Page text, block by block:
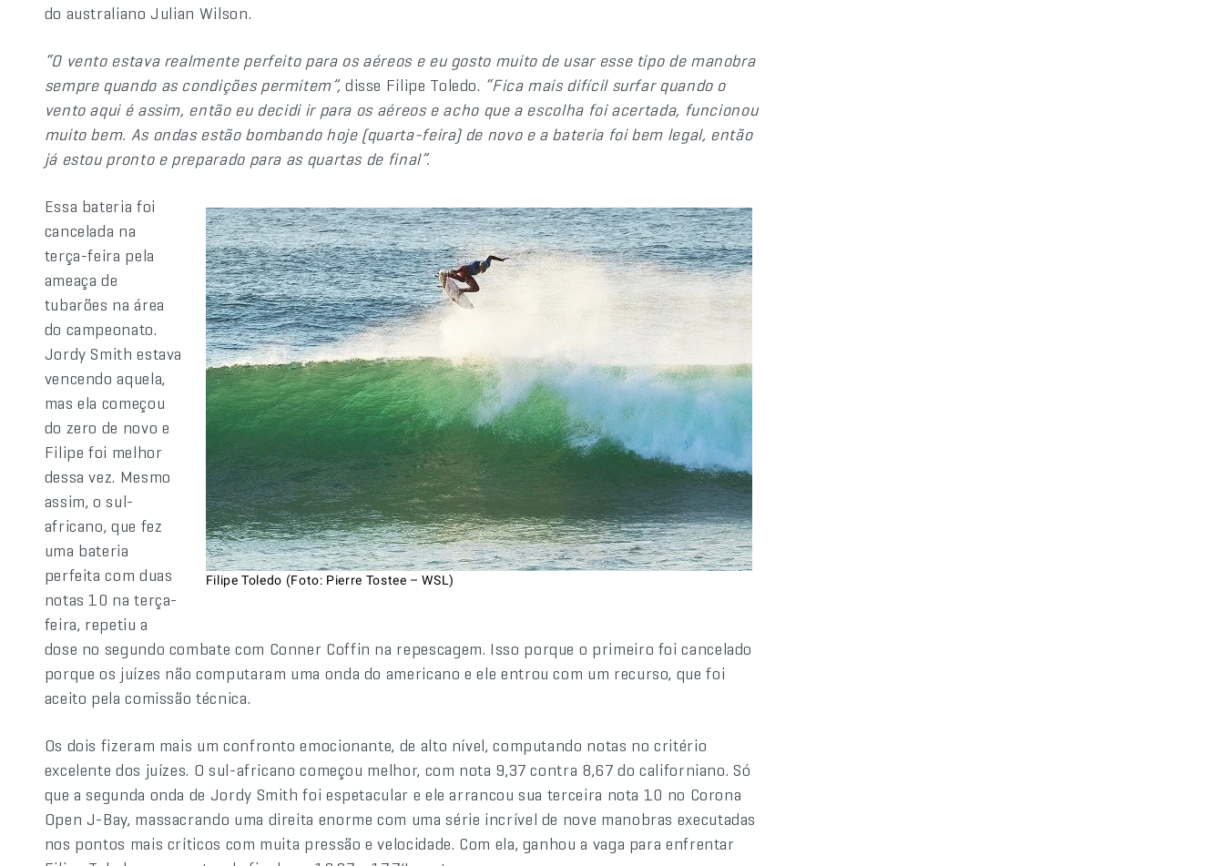
do australiano Julian Wilson.
“O vento estava realmente perfeito para os aéreos e eu gosto muito de usar esse tipo de manobra
sempre quando as condições permitem”, disse Filipe Toledo. “Fica mais difícil surfar quando o
vento aqui é assim, então eu decidi ir para os aéreos e acho que a escolha foi acertada, funcionou
muito bem. As ondas estão bombando hoje (quarta-feira) de novo e a bateria foi bem legal, então
já estou pronto e preparado para as quartas de final”.
Filipe Toledo (Foto: Pierre Tostee – WSL)
Essa bateria foi
cancelada na
terça-feira pela
ameaça de
tubarões na área
do campeonato.
Jordy Smith estava
vencendo aquela,
mas ela começou
do zero de novo e
Filipe foi melhor
dessa vez. Mesmo
assim, o sul-
africano, que fez
uma bateria
perfeita com duas
notas 10 na terça-
feira, repetiu a
dose no segundo combate com Conner Coffin na repescagem. Isso porque o primeiro foi cancelado
porque os juízes não computaram uma onda do americano e ele entrou com um recurso, que foi
aceito pela comissão técnica.
Os dois fizeram mais um confronto emocionante, de alto nível, computando notas no critério
excelente dos juízes. O sul-africano começou melhor, com nota 9,37 contra 8,67 do californiano. Só
que a segunda onda de Jordy Smith foi espetacular e ele arrancou sua terceira nota 10 no Corona
Open J-Bay, massacrando uma direita enorme com uma série incrível de nove manobras executadas
nos pontos mais críticos com muita pressão e velocidade. Com ela, ganhou a vaga para enfrentar